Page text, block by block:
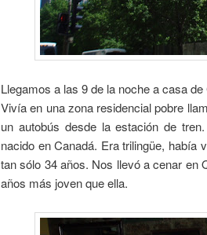
Llegamos a las 9 de la noche a casa
Vivía en una zona residencial pobre
un autobús desde la estación de
nacido en Canadá. Era trilingüe,
tan sólo 34 años. Nos llevó a cenar en
años más joven que ella.